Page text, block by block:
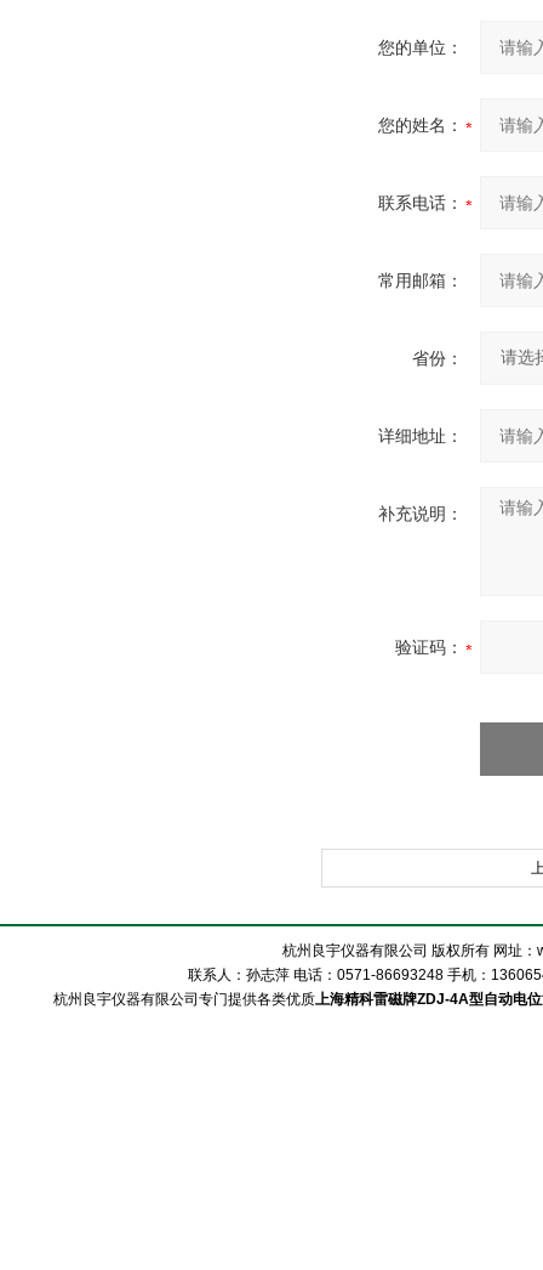
您的单位：
您的姓名：
联系电话：
常用邮箱：
省份：
详细地址：
补充说明：
验证码：
杭州良宇仪器有限公司 版权所有 网址
联系人：孙志萍 电话：0571-86693248 手机：
杭州良宇仪器有限公司专门提供各类优质上海精科雷磁牌ZDJ-4A型自动电